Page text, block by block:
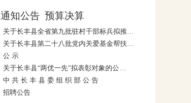
通知公告 预算决算
关于长丰县全省第九批驻村干部标兵拟推…
关于长丰县第二十八批党内关爱基金帮扶…
公 示
关于长丰县“两优一先”拟表彰对象的公…
中 共 长 丰 县 委 组 织 部 公 告
招聘公告